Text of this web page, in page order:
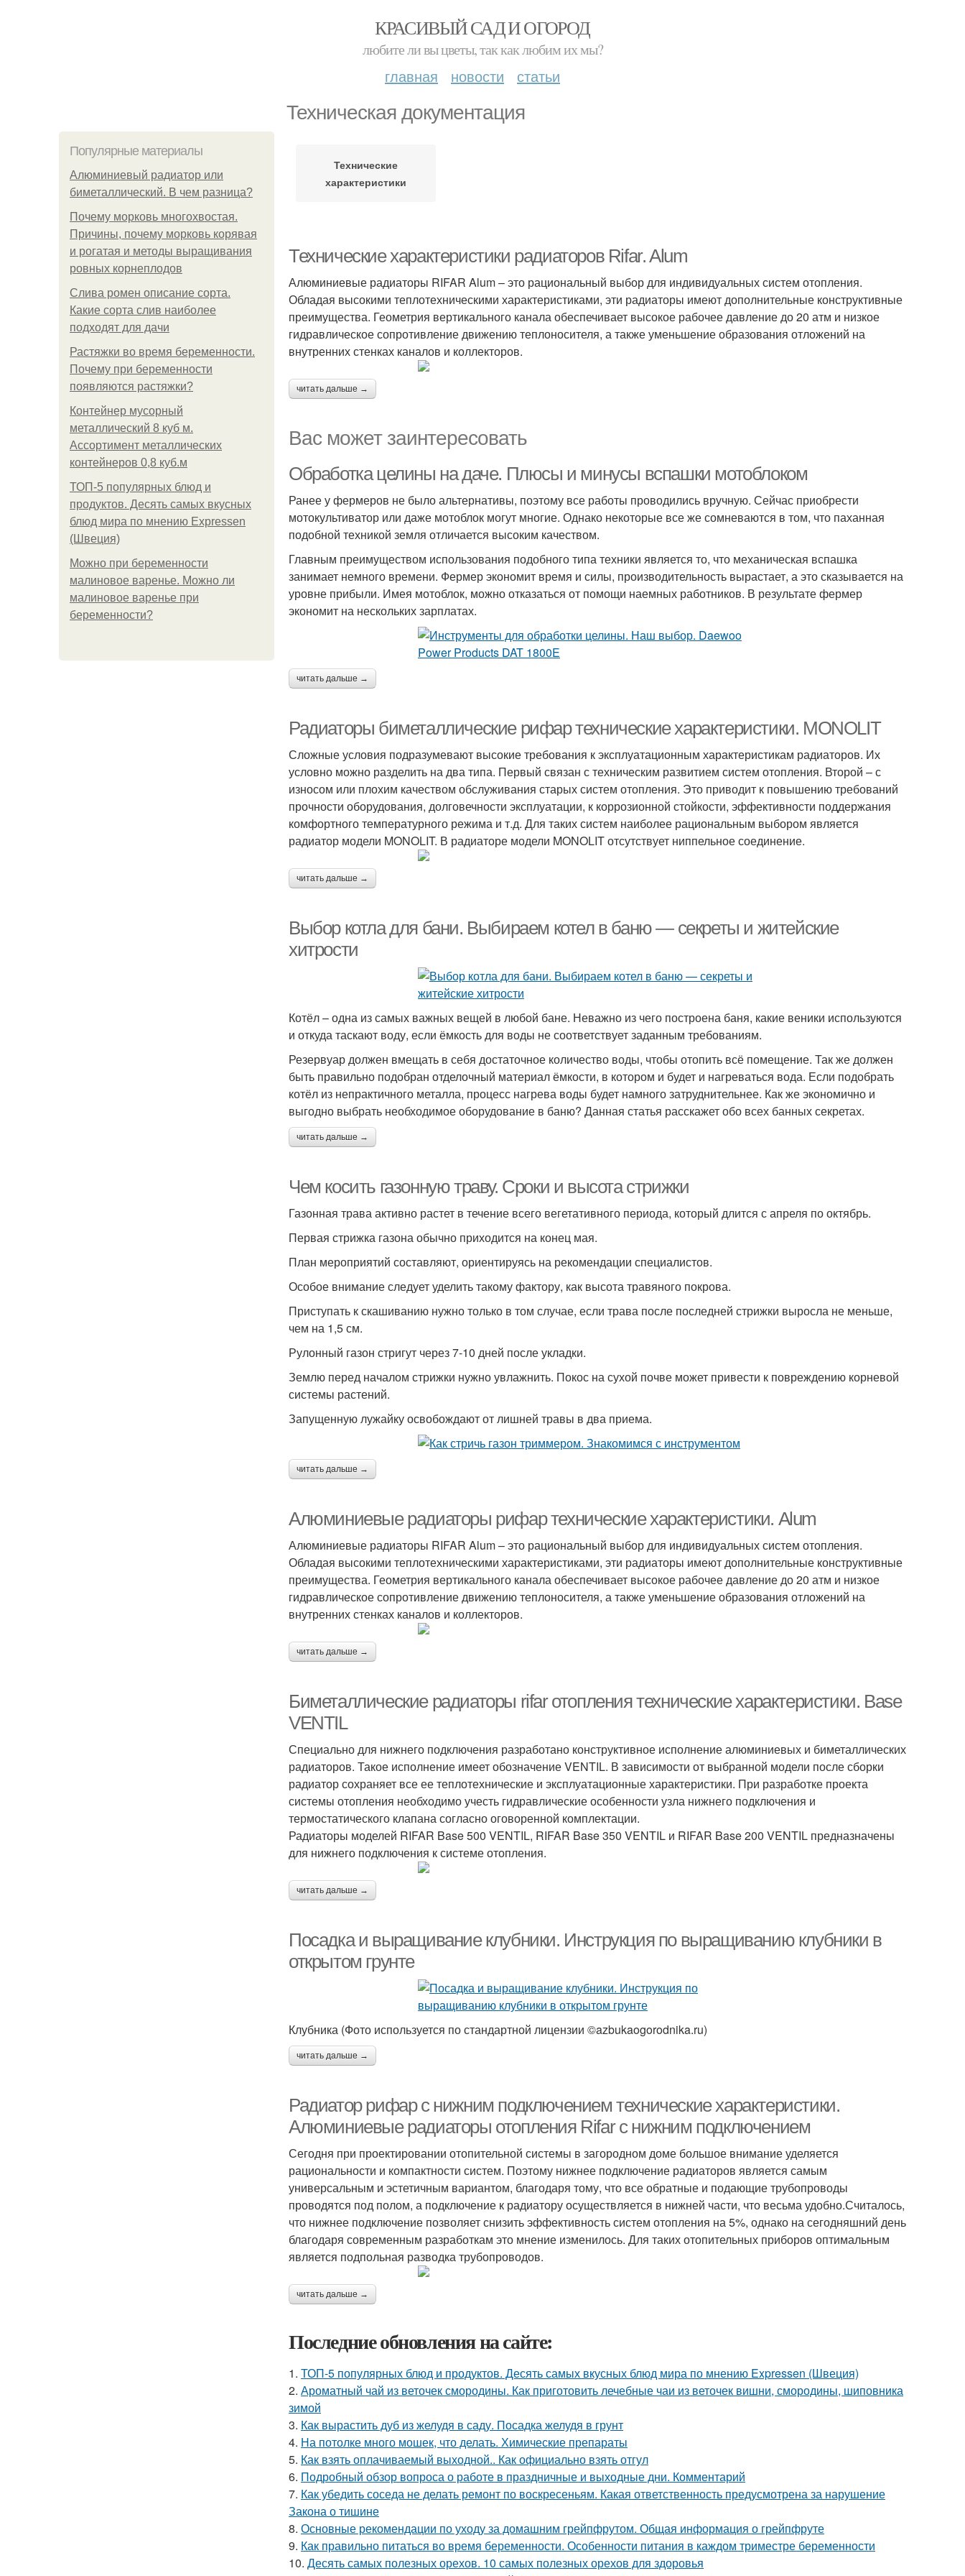
КРАСИВЫЙ САД И ОГОРОД
любите ли вы цветы, так как любим их мы?
главная новости статьи
Техническая документация
Популярные материалы
Алюминиевый радиатор или
биметаллический. В чем разница?
Почему морковь многохвостая.
Причины, почему морковь корявая
и рогатая и методы выращивания
ровных корнеплодов
Слива ромен описание сорта.
Какие сорта слив наиболее
подходят для дачи
Растяжки во время беременности.
Почему при беременности
появляются растяжки?
Контейнер мусорный
металлический 8 куб м.
Ассортимент металлических
контейнеров 0,8 куб.м
ТОП-5 популярных блюд и
продуктов. Десять самых вкусных
блюд мира по мнению Expressen
(Швеция)
Можно при беременности
малиновое варенье. Можно ли
малиновое варенье при
беременности?
Технические
характеристики
Технические характеристики радиаторов Rifar. Alum
Алюминиевые радиаторы RIFAR Alum – это рациональный выбор для индивидуальных систем отопления.
Обладая высокими теплотехническими характеристиками, эти радиаторы имеют дополнительные конструктивные
преимущества. Геометрия вертикального канала обеспечивает высокое рабочее давление до 20 атм и низкое
гидравлическое сопротивление движению теплоносителя, а также уменьшение образования отложений на
внутренних стенках каналов и коллекторов.
читать дальше →
Вас может заинтересовать
Обработка целины на даче. Плюсы и минусы вспашки мотоблоком
Ранее у фермеров не было альтернативы, поэтому все работы проводились вручную. Сейчас приобрести
мотокультиватор или даже мотоблок могут многие. Однако некоторые все же сомневаются в том, что паханная
подобной техникой земля отличается высоким качеством.
Главным преимуществом использования подобного типа техники является то, что механическая вспашка
занимает немного времени. Фермер экономит время и силы, производительность вырастает, а это сказывается на
уровне прибыли. Имея мотоблок, можно отказаться от помощи наемных работников. В результате фермер
экономит на нескольких зарплатах.
читать дальше →
Радиаторы биметаллические рифар технические характеристики. MONOLIT
Сложные условия подразумевают высокие требования к эксплуатационным характеристикам радиаторов. Их
условно можно разделить на два типа. Первый связан с техническим развитием систем отопления. Второй – с
износом или плохим качеством обслуживания старых систем отопления. Это приводит к повышению требований
прочности оборудования, долговечности эксплуатации, к коррозионной стойкости, эффективности поддержания
комфортного температурного режима и т.д. Для таких систем наиболее рациональным выбором является
радиатор модели MONOLIT. В радиаторе модели MONOLIT отсутствует ниппельное соединение.
читать дальше →
Выбор котла для бани. Выбираем котел в баню — секреты и житейские
хитрости
Котёл – одна из самых важных вещей в любой бане. Неважно из чего построена баня, какие веники используются
и откуда таскают воду, если ёмкость для воды не соответствует заданным требованиям.
Резервуар должен вмещать в себя достаточное количество воды, чтобы отопить всё помещение. Так же должен
быть правильно подобран отделочный материал ёмкости, в котором и будет и нагреваться вода. Если подобрать
котёл из непрактичного металла, процесс нагрева воды будет намного затруднительнее. Как же экономично и
выгодно выбрать необходимое оборудование в баню? Данная статья расскажет обо всех банных секретах.
читать дальше →
Чем косить газонную траву. Сроки и высота стрижки
Газонная трава активно растет в течение всего вегетативного периода, который длится с апреля по октябрь.
Первая стрижка газона обычно приходится на конец мая.
План мероприятий составляют, ориентируясь на рекомендации специалистов.
Особое внимание следует уделить такому фактору, как высота травяного покрова.
Приступать к скашиванию нужно только в том случае, если трава после последней стрижки выросла не меньше,
чем на 1,5 см.
Рулонный газон стригут через 7-10 дней после укладки.
Землю перед началом стрижки нужно увлажнить. Покос на сухой почве может привести к повреждению корневой
системы растений.
Запущенную лужайку освобождают от лишней травы в два приема.
читать дальше →
Алюминиевые радиаторы рифар технические характеристики. Alum
Алюминиевые радиаторы RIFAR Alum – это рациональный выбор для индивидуальных систем отопления.
Обладая высокими теплотехническими характеристиками, эти радиаторы имеют дополнительные конструктивные
преимущества. Геометрия вертикального канала обеспечивает высокое рабочее давление до 20 атм и низкое
гидравлическое сопротивление движению теплоносителя, а также уменьшение образования отложений на
внутренних стенках каналов и коллекторов.
читать дальше →
Биметаллические радиаторы rifar отопления технические характеристики. Base
VENTIL
Специально для нижнего подключения разработано конструктивное исполнение алюминиевых и биметаллических
радиаторов. Такое исполнение имеет обозначение VENTIL. В зависимости от выбранной модели после сборки
радиатор сохраняет все ее теплотехнические и эксплуатационные характеристики. При разработке проекта
системы отопления необходимо учесть гидравлические особенности узла нижнего подключения и
термостатического клапана согласно оговоренной комплектации.
Радиаторы моделей RIFAR Base 500 VENTIL, RIFAR Base 350 VENTIL и RIFAR Base 200 VENTIL предназначены
для нижнего подключения к системе отопления.
читать дальше →
Посадка и выращивание клубники. Инструкция по выращиванию клубники в
открытом грунте
Клубника (Фото используется по стандартной лицензии ©azbukaogorodnika.ru)
читать дальше →
Радиатор рифар с нижним подключением технические характеристики.
Алюминиевые радиаторы отопления Rifar с нижним подключением
Сегодня при проектировании отопительной системы в загородном доме большое внимание уделяется
рациональности и компактности систем. Поэтому нижнее подключение радиаторов является самым
универсальным и эстетичным вариантом, благодаря тому, что все обратные и подающие трубопроводы
проводятся под полом, а подключение к радиатору осуществляется в нижней части, что весьма удобно.Считалось,
что нижнее подключение позволяет снизить эффективность систем отопления на 5%, однако на сегодняшний день
благодаря современным разработкам это мнение изменилось. Для таких отопительных приборов оптимальным
является подпольная разводка трубопроводов.
читать дальше →
Последние обновления на сайте:
1. ТОП-5 популярных блюд и продуктов. Десять самых вкусных блюд мира по мнению Expressen (Швеция)
2. Ароматный чай из веточек смородины. Как приготовить лечебные чаи из веточек вишни, смородины, шиповника
зимой
3. Как вырастить дуб из желудя в саду. Посадка желудя в грунт
4. На потолке много мошек, что делать. Химические препараты
5. Как взять оплачиваемый выходной.. Как официально взять отгул
6. Подробный обзор вопроса о работе в праздничные и выходные дни. Комментарий
7. Как убедить соседа не делать ремонт по воскресеньям. Какая ответственность предусмотрена за нарушение
Закона о тишине
8. Основные рекомендации по уходу за домашним грейпфрутом. Общая информация о грейпфруте
9. Как правильно питаться во время беременности. Особенности питания в каждом триместре беременности
10. Десять самых полезных орехов. 10 самых полезных орехов для здоровья